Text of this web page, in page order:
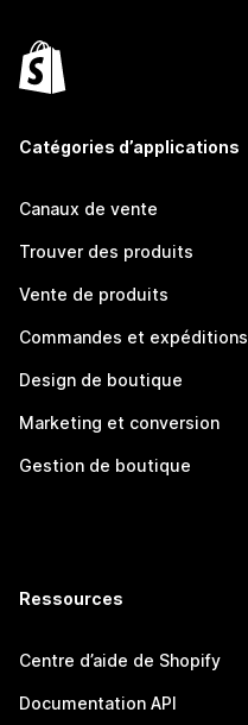
Catégories d’applications
Canaux de vente
Trouver des produits
Vente de produits
Commandes et expéditions
Design de boutique
Marketing et conversion
Gestion de boutique
Ressources
Centre d’aide de Shopify
Documentation API